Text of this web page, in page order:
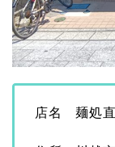
店名 麺処